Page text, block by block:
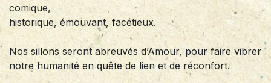
comique,
historique, émouvant, facétieux.
Nos sillons seront abreuvés d’Amour, pour faire vibrer
notre humanité en quête de lien et de réconfort.